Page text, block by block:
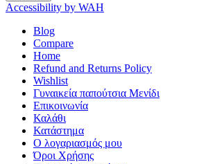
Accessibility by WAH
Blog
Compare
Home
Refund and Returns Policy
Wishlist
Γυναικεία παπούτσια Μενίδι
Επικοινωνία
Καλάθι
Κατάστημα
Ο λογαριασμός μου
Όροι Χρήσης